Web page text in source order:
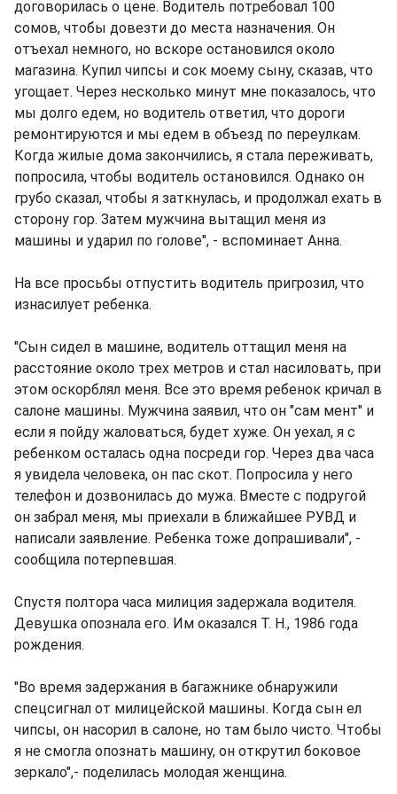
договорилась о цене. Водитель потребовал 100
сомов, чтобы довезти до места назначения. Он
отъехал немного, но вскоре остановился около
магазина. Купил чипсы и сок моему сыну, сказав, что
угощает. Через несколько минут мне показалось, что
мы долго едем, но водитель ответил, что дороги
ремонтируются и мы едем в объезд по переулкам.
Когда жилые дома закончились, я стала переживать,
попросила, чтобы водитель остановился. Однако он
грубо сказал, чтобы я заткнулась, и продолжал ехать в
сторону гор. Затем мужчина вытащил меня из
машины и ударил по голове", - вспоминает Анна.
На все просьбы отпустить водитель пригрозил, что
изнасилует ребенка.
"Сын сидел в машине, водитель оттащил меня на
расстояние около трех метров и стал насиловать, при
этом оскорблял меня. Все это время ребенок кричал в
салоне машины. Мужчина заявил, что он "сам мент" и
если я пойду жаловаться, будет хуже. Он уехал, я с
ребенком осталась одна посреди гор. Через два часа
я увидела человека, он пас скот. Попросила у него
телефон и дозвонилась до мужа. Вместе с подругой
он забрал меня, мы приехали в ближайшее РУВД и
написали заявление. Ребенка тоже допрашивали", -
сообщила потерпевшая.
Спустя полтора часа милиция задержала водителя.
Девушка опознала его. Им оказался Т. Н., 1986 года
рождения.
"Во время задержания в багажнике обнаружили
спецсигнал от милицейской машины. Когда сын ел
чипсы, он насорил в салоне, но там было чисто. Чтобы
я не смогла опознать машину, он открутил боковое
зеркало",- поделилась молодая женщина.